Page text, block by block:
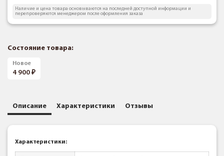
Наличие и цена товара основываются на последней доступной информации и
перепроверяются менеджером после оформления заказа
Состояние товара:
Новое
4 900
Описание Характеристики Отзывы
Характеристики: